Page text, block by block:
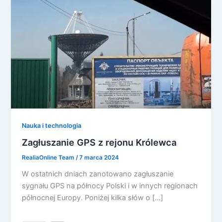
Nauka i technologia
Zagłuszanie GPS z rejonu Królewca
RealiaOnline Team/7 marca 2024
W ostatnich dniach zanotowano zagłuszanie
sygnału GPS na północy Polski i w innych regionach
północnej Europy. Poniżej kilka słów o […]